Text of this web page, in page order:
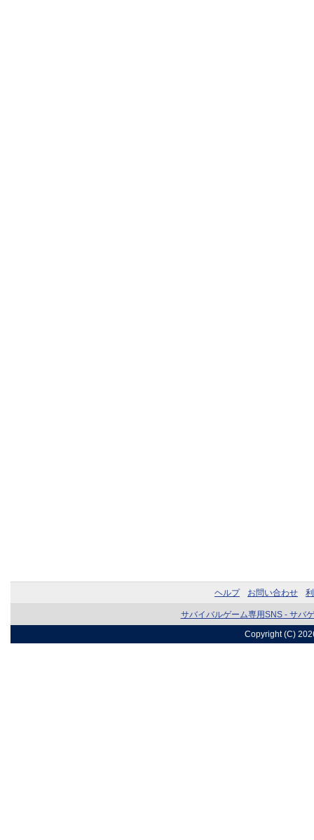
ヘルプ お問い合わせ
サバイバルゲーム専用SNS - サバ
Copyright (C)